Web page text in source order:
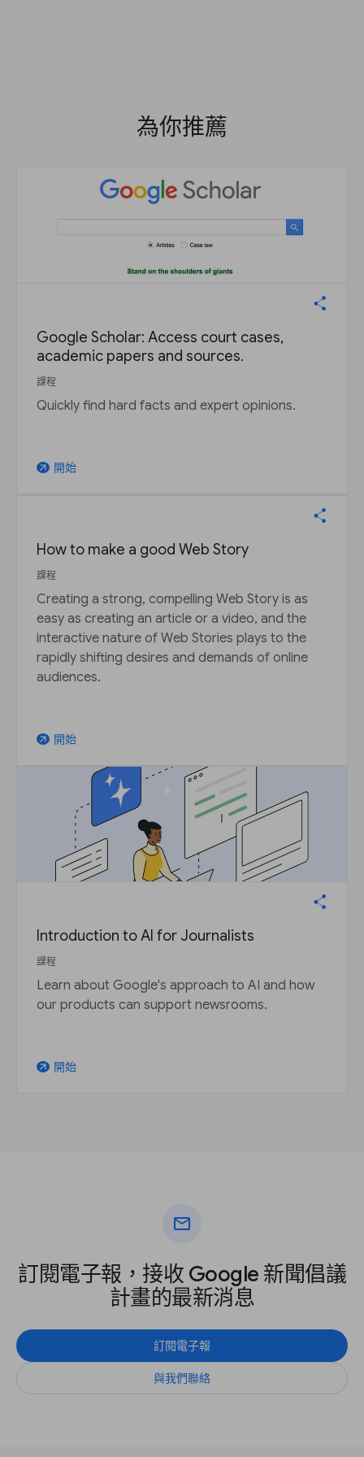
為你推薦
Google Scholar: Access court cases,
academic papers and sources.
課程
Quickly find hard facts and expert opinions.
arrow_outward 開始
How to make a good Web Story
課程
Creating a strong, compelling Web Story is as
easy as creating an article or a video, and the
interactive nature of Web Stories plays to the
rapidly shifting desires and demands of online
audiences.
arrow_outward 開始
Introduction to AI for Journalists
課程
Learn about Google's approach to AI and how
our products can support newsrooms.
arrow_outward 開始
mail
訂閱電子報，接收 Google 新聞倡議
計畫的最新消息
訂閱電子報
與我們聯絡